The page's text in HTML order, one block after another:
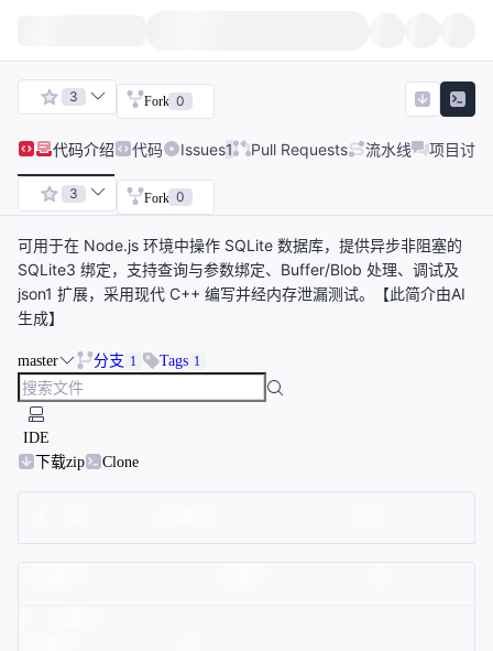
3 Fork 0
代码介绍 代码 Issues1 Pull Requests 流水线 项目讨论
3 Fork 0
可用于在 Node.js 环境中操作 SQLite 数据库，提供异步非阻塞的
SQLite3 绑定，支持查询与参数绑定、Buffer/Blob 处理、调试及
json1 扩展，采用现代 C++ 编写并经内存泄漏测试。【此简介由AI
生成】
master 分支 1 Tags 1
IDE
下载zip
Clone